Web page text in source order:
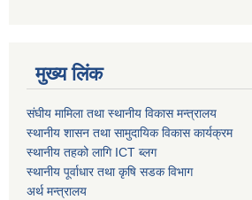
मुख्य लिंक
संघीय मामिला तथा स्थानीय विकास मन्त्रालय
स्थानीय शासन तथा सामुदायिक विकास कार्यक्रम
स्थानीय तहको लागि ICT ब्लग
स्थानीय पूर्वाधार तथा कृषि सडक विभाग
अर्थ मन्त्रालय